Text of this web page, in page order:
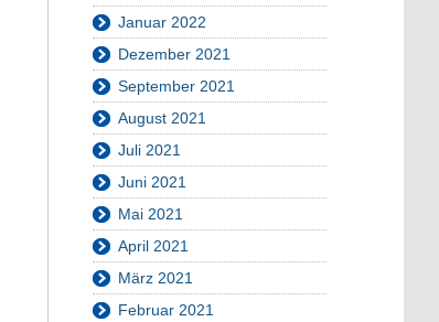
Januar 2022
Dezember 2021
September 2021
August 2021
Juli 2021
Juni 2021
Mai 2021
April 2021
März 2021
Februar 2021